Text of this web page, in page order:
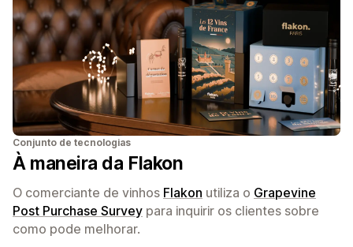
Conjunto de tecnologias
À maneira da Flakon
O comerciante de vinhos Flakon utiliza o Grapevine
Post Purchase Survey para inquirir os clientes sobre
como pode melhorar.